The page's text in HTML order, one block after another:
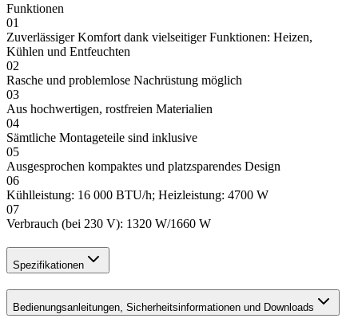
Funktionen
01
Zuverlässiger Komfort dank vielseitiger Funktionen: Heizen,
Kühlen und Entfeuchten
02
Rasche und problemlose Nachrüstung möglich
03
Aus hochwertigen, rostfreien Materialien
04
Sämtliche Montageteile sind inklusive
05
Ausgesprochen kompaktes und platzsparendes Design
06
Kühlleistung: 16 000 BTU/h; Heizleistung: 4700 W
07
Verbrauch (bei 230 V): 1320 W/1660 W
Spezifikationen
Bedienungsanleitungen, Sicherheitsinformationen und Downloads